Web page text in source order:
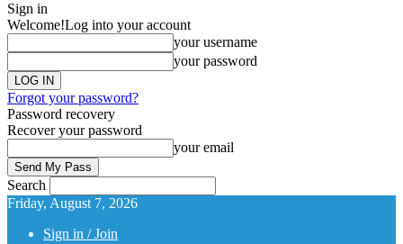
Sign in
Welcome!Log into your account
your username
your password
Forgot your password?
Password recovery
Recover your password
your email
Search
Friday, August 7, 2026
Sign in / Join